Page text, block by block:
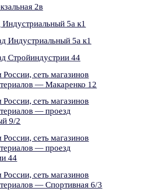
2в
5а к1
Индустриальный 5а к1
Стройиндустрии 44
сеть магазинов
— Макаренко 12
сеть магазинов
— проезд
9/2
сеть магазинов
— проезд
44
сеть магазинов
— Спортивная 6/3